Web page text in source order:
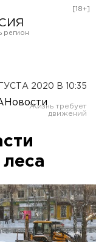
[18+]
2020 В 10:35